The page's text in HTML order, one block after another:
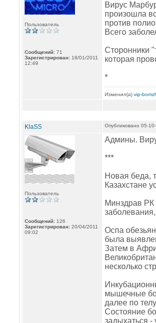
Пользователь
Сообщений: 71
Зарегистрирован: 18/01/2011
12:49
Вирус
произошла
против
Всего
Сторонники
которая
*
Изменил(а) vip-
KlaSS Опубликовано 05-
Пользователь
Сообщений: 126
Зарегистрирован: 20/04/2011
09:02
Админы.
***
Новая беда,
Казахстане
Минздрав РК
Оспа
была
Затем в
несколько
мышечные
далее по
Состояние
задыхаться